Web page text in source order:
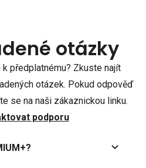
otázky
předplatnému? Zkuste najít
otázek. Pokud odpověď
se na naši zákaznickou linku.
podporu